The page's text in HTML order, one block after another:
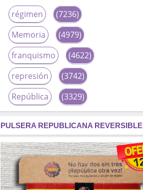
régimen
(7236)
Memoria
(4979)
franquismo
(4622)
represión
(3742)
República
(3329)
fascismo
(2677)
tardofranquismo
(2320)
Actualidad
(2319)
PULSERA REPUBLICANA REVERSIBLE